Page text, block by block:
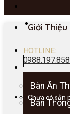
HOTLINE:
Chưa có sản
Giới Thiệu
Bàn Ăn
Bàn